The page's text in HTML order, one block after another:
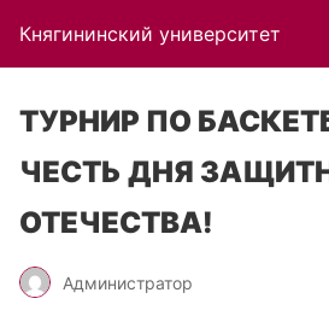
Княгининский университет
ТУРНИР ПО
ЧЕСТЬ ДНЯ
ОТЕЧЕСТВА!
Администратор